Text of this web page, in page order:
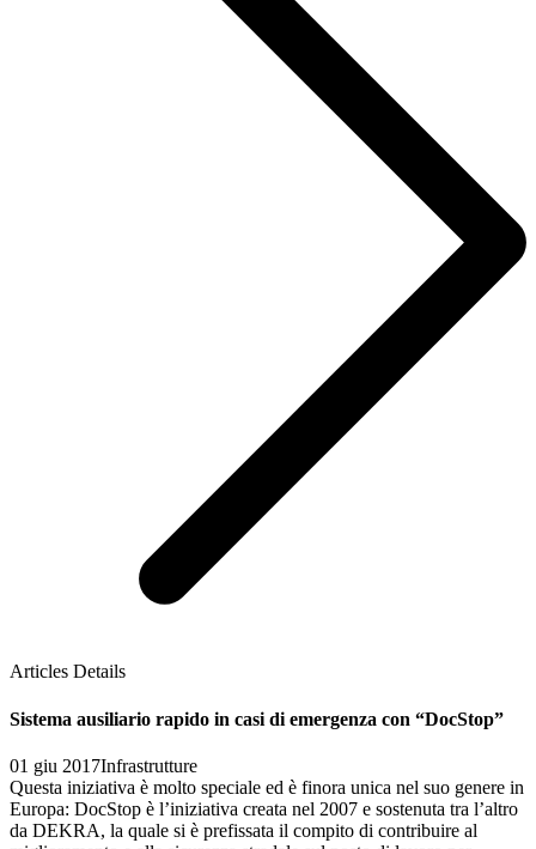
Articles Details
Sistema ausiliario rapido in casi di emergenza con “DocStop”
01 giu 2017Infrastrutture
Questa iniziativa è molto speciale ed è finora unica nel suo genere in
Europa: DocStop è l’iniziativa creata nel 2007 e sostenuta tra l’altro
da DEKRA, la quale si è prefissata il compito di contribuire al